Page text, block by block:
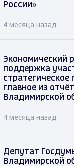
России»
4 месяца назад
Экономический
поддержка
стратегическое
главное из
Владимирской
4 месяца назад
Депутат
Владимирской